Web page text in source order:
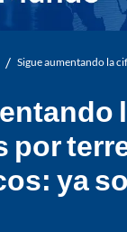
/ Sigue aumentando la
por
ya